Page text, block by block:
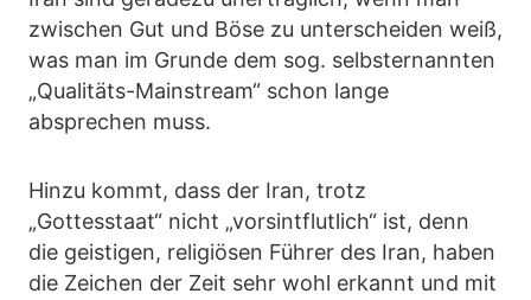
zwischen Gut und Böse zu unterscheiden weiß,
was man im Grunde dem sog. selbsternannten
„Qualitäts-Mainstream“ schon lange
absprechen muss.
Hinzu kommt, dass der Iran, trotz
„Gottesstaat“ nicht „vorsintflutlich“ ist, denn
die geistigen, religiösen Führer des Iran, haben
die Zeichen der Zeit sehr wohl erkannt und mit